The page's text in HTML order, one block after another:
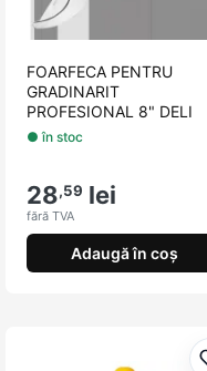
FOARFECA PENTRU
GRADINARIT
PROFESIONAL 8" DELI
● în stoc
28,59 lei
fără TVA
Adaugă în coș